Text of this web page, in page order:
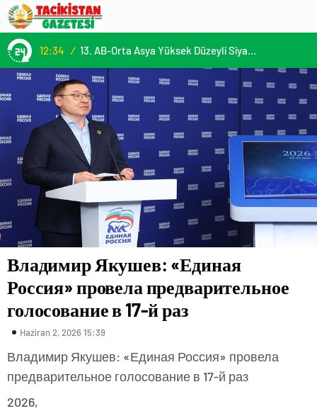
12:34 / 13. AB-Orta Asya Yüksek Düzeyli Siyasi ve Güvenlik Diyaloğuna Katılım
Владимир Якушев: «Единая
Россия» провела предварительное
голосование в 17-й раз
Haziran 2, 2026 15:39
Владимир Якушев: «Единая Россия» провела
предварительное голосование в 17-й раз
2026,